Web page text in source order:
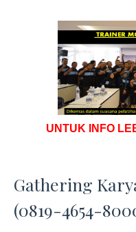
UNTUK INFO
Gathering
(0819-4654-